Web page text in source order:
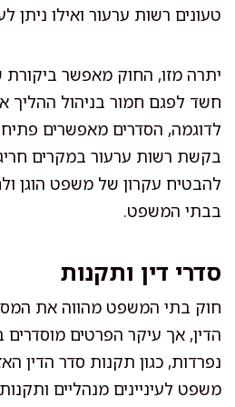
טעונים רשות ערעור ואילו ניתן
יתרה מזו, החוק מאפשר ביקורת
חשד לפגם חמור בניהול ההליך
לדוגמה, הסדרים מאפשרים
בקשת רשות ערעור במקרים
להבטיח עקרון של משפט הוגן
בבתי המשפט.
סדרי דין ותקנות
חוק בתי המשפט מהווה את
הדין, אך עיקר הפרטים מוסדרים
נפרדות, כגון תקנות סדר הדין
משפט לעיניינים מנהליים